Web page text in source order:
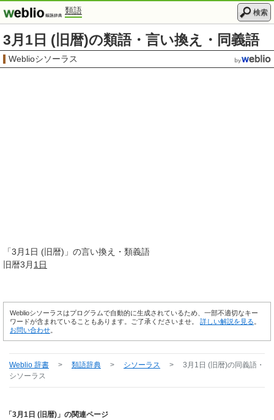
類語 検索
3月1日 (旧暦)の類語・言い換え・同義語
Weblioシソーラス
「3月1日 (旧暦) 」の言い換え・類義語
旧暦3月 1日
Weblioシソーラスはプログラムで自動的に生成されているため、一部不適切なキー
ワードが含まれていることもあります。ご了承くださいませ。 詳しい解説を見る
お問い合わせ
Weblio 辞書 > 類語辞典 > シソーラス > 3月1日 (旧暦)の同義語・
シソーラス
「3月1日 (旧暦)」の関連ページ